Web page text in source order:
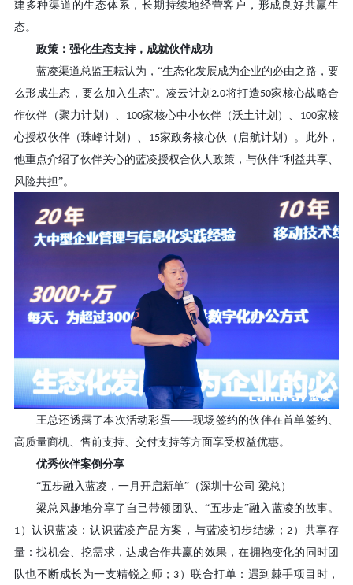
建多种渠道的生态体系，长期持续地经营客户，形成良好共赢生
态。
政策：强化生态支持，成就伙伴成功
蓝凌渠道总监王耘认为， “生态化发展成为企业的必由之路，要
么形成生态，要么加入生态”。凌云计划2.0将打造50家核心战略合
作伙伴（聚力计划）、 100家核心中小伙伴（沃土计划）、 100家核
心授权伙伴（珠峰计划）、 15家政务核心伙（启航计划）。此外，
他重点介绍了伙伴关心的蓝凌授权合伙人政策，与伙伴“利益共享、
风险共担”。
王总还透露了本次活动彩蛋——现场签约的伙伴在首单签约、
高质量商机、售前支持、交付支持等方面享受权益优惠。
优秀伙伴案例分享
“五步融入蓝凌，一月开启新单”（深圳十公司 梁总）
梁总风趣地分享了自己带领团队、“五步走”融入蓝凌的故事。
1 ）认识蓝凌：认识蓝凌产品方案，与蓝凌初步结缘； 2 ）共享存
量：找机会、挖需求，达成合作共赢的效果，在拥抱变化的同时团
队也不断成长为一支精锐之师； 3 ）联合打单：遇到棘手项目时，